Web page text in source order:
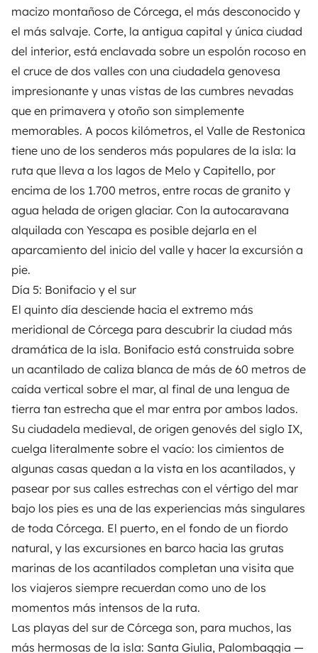
macizo montañoso de Córcega, el más desconocido y
el más salvaje. Corte, la antigua capital y única ciudad
del interior, está enclavada sobre un espolón rocoso en
el cruce de dos valles con una ciudadela genovesa
impresionante y unas vistas de las cumbres nevadas
que en primavera y otoño son simplemente
memorables. A pocos kilómetros, el Valle de Restonica
tiene uno de los senderos más populares de la isla: la
ruta que lleva a los lagos de Melo y Capitello, por
encima de los 1.700 metros, entre rocas de granito y
agua helada de origen glaciar. Con la autocaravana
alquilada con Yescapa es posible dejarla en el
aparcamiento del inicio del valle y hacer la excursión a
pie.
Día 5: Bonifacio y el sur
El quinto día desciende hacia el extremo más
meridional de Córcega para descubrir la ciudad más
dramática de la isla. Bonifacio está construida sobre
un acantilado de caliza blanca de más de 60 metros de
caída vertical sobre el mar, al final de una lengua de
tierra tan estrecha que el mar entra por ambos lados.
Su ciudadela medieval, de origen genovés del siglo IX,
cuelga literalmente sobre el vacío: los cimientos de
algunas casas quedan a la vista en los acantilados, y
pasear por sus calles estrechas con el vértigo del mar
bajo los pies es una de las experiencias más singulares
de toda Córcega. El puerto, en el fondo de un fiordo
natural, y las excursiones en barco hacia las grutas
marinas de los acantilados completan una visita que
los viajeros siempre recuerdan como uno de los
momentos más intensos de la ruta.
Las playas del sur de Córcega son, para muchos, las
más hermosas de la isla: Santa Giulia, Palombaggia —